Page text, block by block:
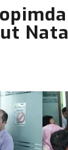
CREATIVE